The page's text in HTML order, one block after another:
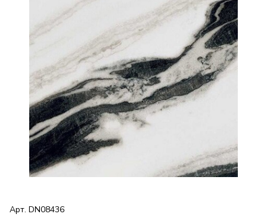
Арт. DN08436